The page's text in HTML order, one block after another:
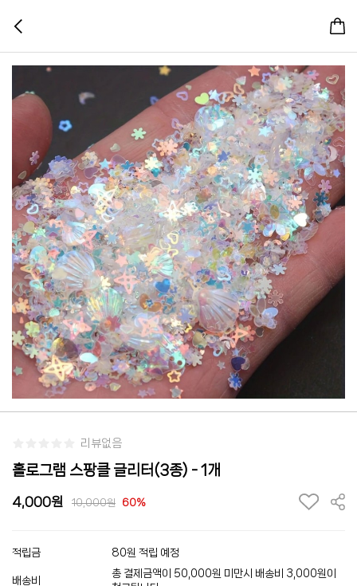
리뷰없음
홀로그램 스팡클 글리터(3종) - 1개
4,000 10,000 60%
적립금 80원 적립 예정
배송비
총 결제금액이 50,000원 미만시 배송비 3,000원이